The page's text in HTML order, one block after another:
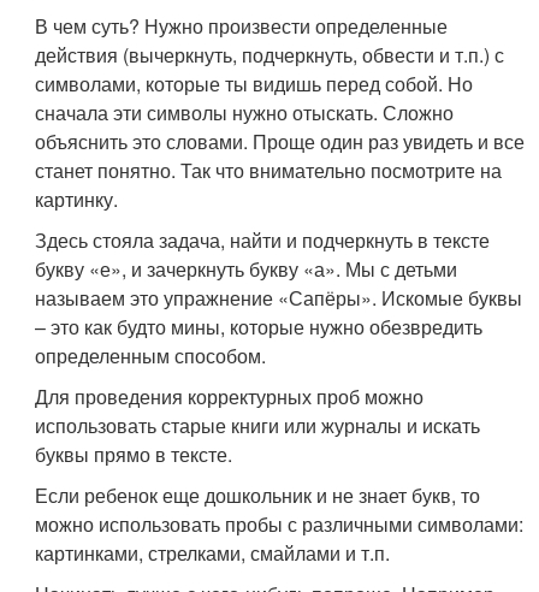
В чем суть? Нужно произвести определенные
действия (вычеркнуть, подчеркнуть, обвести и т.п.) с
символами, которые ты видишь перед собой. Но
сначала эти символы нужно отыскать. Сложно
объяснить это словами. Проще один раз увидеть и все
станет понятно. Так что внимательно посмотрите на
картинку.
Здесь стояла задача, найти и подчеркнуть в тексте
букву «е», и зачеркнуть букву «а». Мы с детьми
называем это упражнение «Сапёры». Искомые буквы
– это как будто мины, которые нужно обезвредить
определенным способом.
Для проведения корректурных проб можно
использовать старые книги или журналы и искать
буквы прямо в тексте.
Если ребенок еще дошкольник и не знает букв, то
можно использовать пробы с различными символами:
картинками, стрелками, смайлами и т.п.